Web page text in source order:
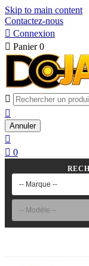
Skip to main content
Contactez-nous
 Connexion
 Panier 0


Annuler

 0